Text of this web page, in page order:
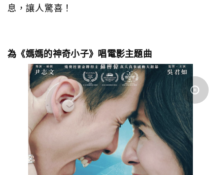
息，讓人驚喜！
為 《媽媽的神奇小子》唱電影主題曲